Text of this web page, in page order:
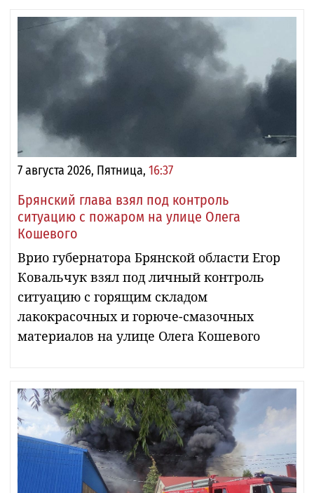
7 августа 2026, Пятница, 16:37
Брянский глава взял под контроль
ситуацию с пожаром на улице Олега
Кошевого
Врио губернатора Брянской области Егор
Ковальчук взял под личный контроль
ситуацию с горящим складом
лакокрасочных и горюче-смазочных
материалов на улице Олега Кошевого